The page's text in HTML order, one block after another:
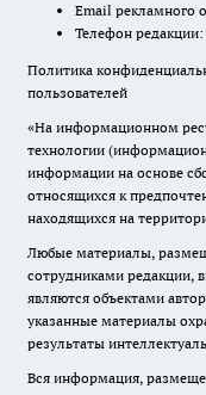
Email рекламного
Телефон редакции:
Политика
пользователей
«На информационном
технологии
информации на основе
относящихся к
находящихся на
Любые материалы,
сотрудниками редакции,
являются объектами
указанные материалы
результаты
Вся информация,